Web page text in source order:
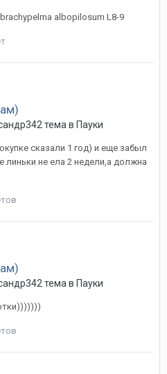
albopilosum L8-9
тема в Пауки
сказали 1 год) и еще забыл
линьки не ела 2 недели,а должна
тема в Пауки